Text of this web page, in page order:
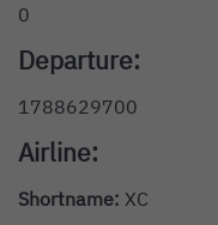
0
Departure:
1788629700
Airline:
Shortname: XC